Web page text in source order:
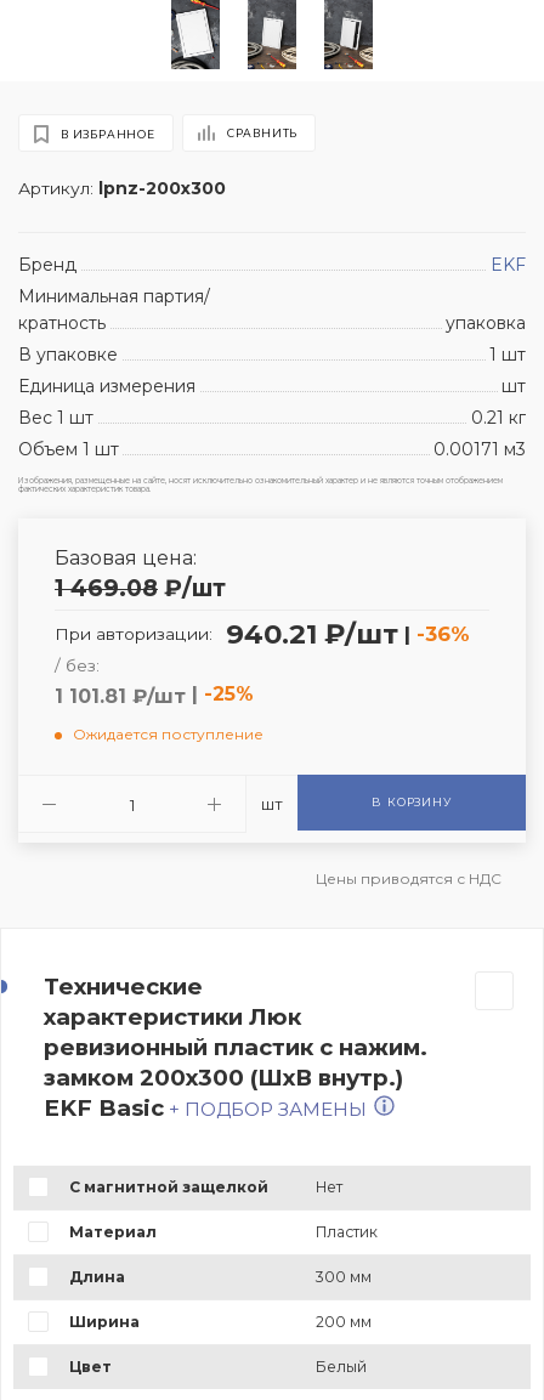
Артикул: lpnz-200x300
В ИЗБРАННОЕ СРАВНИТЬ
Бренд
EKF
Минимальная партия/
кратность
упаковка
В упаковке
1 шт
Единица измерения
шт
Вес 1 шт
0.21 кг
Объем 1 шт
0.00171 м3
Изображения, размещенные на сайте, носят исключительно ознакомительный характер и не являются точным отображением
фактических характеристик товара.
Базовая цена:
1 469.08 ₽/шт
При авторизации: 940.21 ₽/шт | -36%
/ без:
1 101.81 ₽/шт | -25%
Ожидается поступление
шт В КОРЗИНУ
Цены приводятся с НДС
Технические
характеристики Люк
ревизионный пластик с нажим.
замком 200х300 (ШхВ внутр.)
EKF Basic + ПОДБОР ЗАМЕНЫ
С магнитной защелкой Нет
Материал Пластик
Длина 300 мм
Ширина 200 мм
Цвет Белый